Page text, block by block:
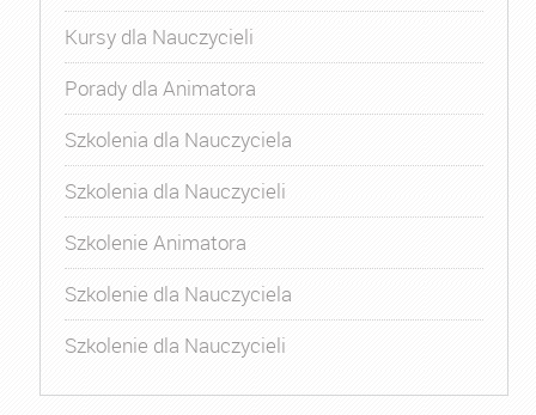
Kursy dla Nauczycieli
Porady dla Animatora
Szkolenia dla Nauczyciela
Szkolenia dla Nauczycieli
Szkolenie Animatora
Szkolenie dla Nauczyciela
Szkolenie dla Nauczycieli